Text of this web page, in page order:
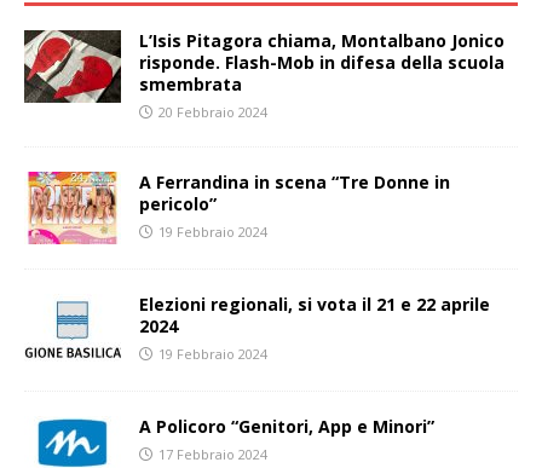
L’Isis Pitagora chiama, Montalbano Jonico
risponde. Flash-Mob in difesa della scuola
smembrata
20 Febbraio 2024
A Ferrandina in scena “Tre Donne in
pericolo”
19 Febbraio 2024
Elezioni regionali, si vota il 21 e 22 aprile
2024
19 Febbraio 2024
A Policoro “Genitori, App e Minori”
17 Febbraio 2024